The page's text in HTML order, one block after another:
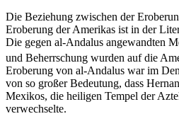
Die Beziehung zwischen der
Eroberung der Amerikas ist in der
Die gegen al-Andalus angewandten
und Beherrschung wurden auf die
Eroberung von al-Andalus war im
von so großer Bedeutung, dass
Mexikos, die heiligen Tempel der
verwechselte.